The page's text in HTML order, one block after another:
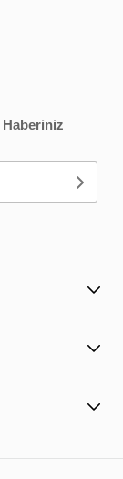
Haberiniz